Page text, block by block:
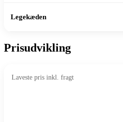
Legekæden
Prisudvikling
Laveste pris inkl. fragt